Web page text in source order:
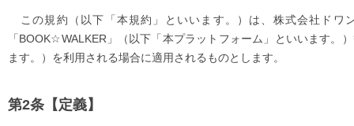
この規約（以下「本規約」といいます。）は、株式会社ド
「BOOK☆WALKER」（以下「本プラットフォーム」といいます
ます。）を利用される場合に適用されるものとします。
【定義】